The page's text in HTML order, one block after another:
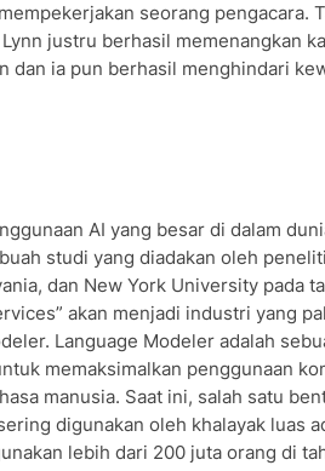
seorang pengacara.
justru berhasil memenangkan
dan ia pun berhasil menghindari
AI yang besar di dalam
studi yang diadakan oleh
dan New York University pada
akan menjadi industri yang
Language Modeler adalah
memaksimalkan penggunaan
manusia. Saat ini, salah satu
digunakan oleh khalayak luas
lebih dari 200 juta orang di